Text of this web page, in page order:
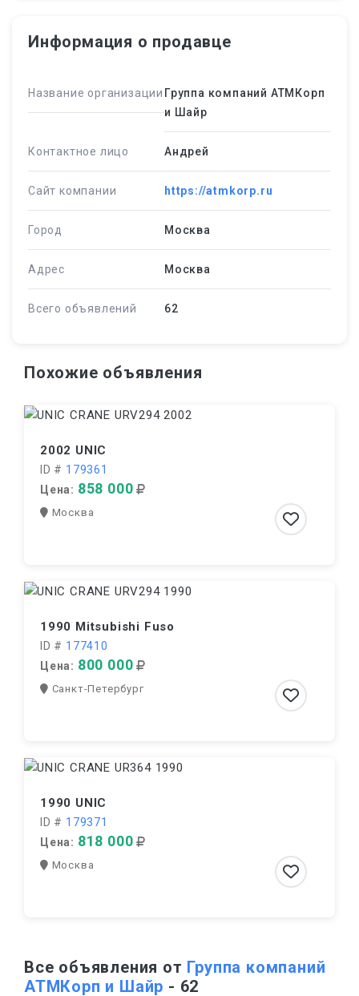
Информация о продавце
Название организации Группа компаний АТМКорп
и Шайр
Контактное лицо Андрей
Сайт компании https://atmkorp.ru
Город Москва
Адрес Москва
Всего объявлений 62
Похожие объявления
2002 UNIC
ID # 179361
Цена: 858 000
Москва
1990 Mitsubishi Fuso
ID # 177410
Цена: 800 000
Санкт-Петербург
1990 UNIC
ID # 179371
Цена: 818 000
Москва
Все объявления от Группа компаний
АТМКорп и Шайр - 62